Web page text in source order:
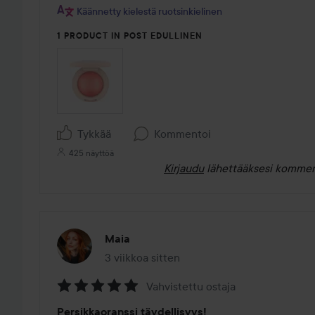
5 Käännetty kielestä ruotsinkielinen
1 PRODUCT IN POST EDULLINEN
Tykkää Kommentoi
425 näyttöä
Kirjaudu lähettääksesi
Maia
3 viikkoa sitten
Viesti luotiin 3 viikkoa sitten
Vahvistettu ostaja
Persikkaoranssi täydellisyys!